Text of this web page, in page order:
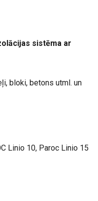
sistēma ar
bloki, betons utml. un
Linio 10, Paroc Linio 15